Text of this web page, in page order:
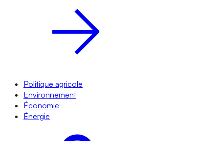
Politique agricole
Environnement
Économie
Énergie